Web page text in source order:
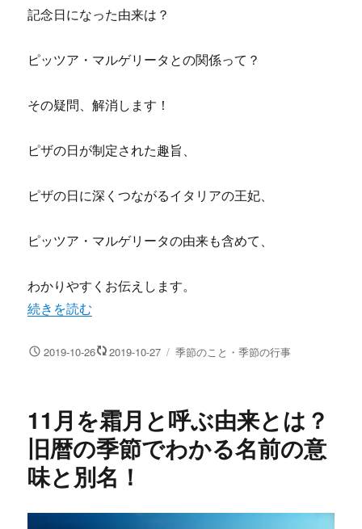
記念日になった由来は？
ピッツア・マルゲリータとの関係って？
その疑問、解消します！
ピザの日が制定された趣旨、
ピザの日に深くつながるイタリアの王妃、
ピッツア・マルゲリータの由来も含めて、
わかりやすくお伝えします。
“11月20日はピザの日！記念日の由来とピッツア・マルゲ
続きを読む
投 2019-10-26 2019-10-27
カ
ー
季節のこと・季節の行事
11月を霜月と呼ぶ由来とは？
旧暦の季節でわかる名前の意
味と別名！